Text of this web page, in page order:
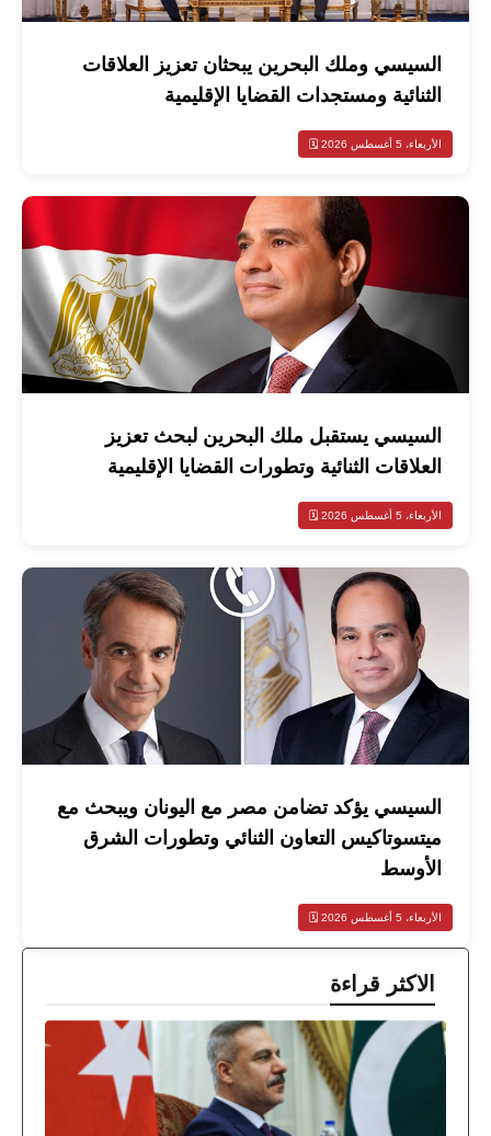
السيسي وملك البحرين يبحثان تعزيز العلاقات
الثنائية ومستجدات القضايا الإقليمية
الأربعاء، 5 أغسطس 2026 🗓️
السيسي يستقبل ملك البحرين لبحث تعزيز
العلاقات الثنائية وتطورات القضايا الإقليمية
الأربعاء، 5 أغسطس 2026 🗓️
السيسي يؤكد تضامن مصر مع اليونان ويبحث مع
ميتسوتاكيس التعاون الثنائي وتطورات الشرق
الأوسط
الأربعاء، 5 أغسطس 2026 🗓️
الاكثر قراءة